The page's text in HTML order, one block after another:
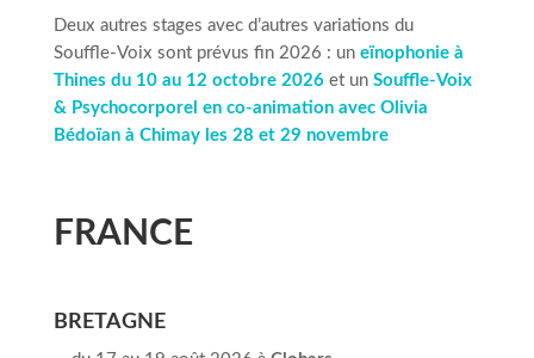
Deux autres stages avec d’autres variations du
Souffle-Voix sont prévus fin 2026 : un eïnophonie à
Thines du 10 au 12 octobre 2026et un Souffle-Voix
& Psychocorporel en co-animation avec Olivia
Bédoïan à Chimay les 28 et 29 novembre
FRANCE
BRETAGNE